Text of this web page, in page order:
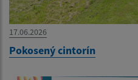
17.06.2026
Pokosený cintorín